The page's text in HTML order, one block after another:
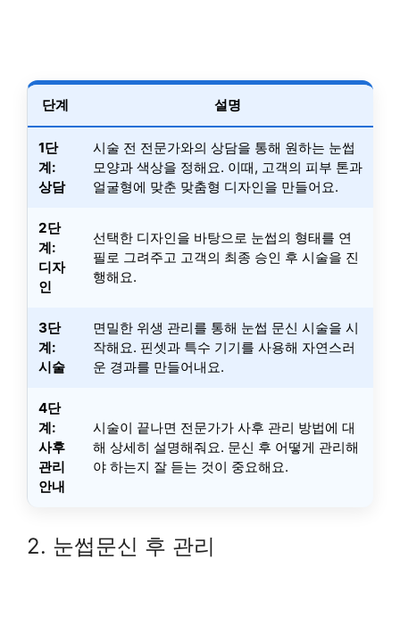
단계 설명
1단
계:
상담
시술 전 전문가와의 상담을 통해 원하는 눈썹
모양과 색상을 정해요. 이때, 고객의 피부 톤과
얼굴형에 맞춘 맞춤형 디자인을 만들어요.
2단
계:
디자
인
선택한 디자인을 바탕으로 눈썹의 형태를 연
필로 그려주고 고객의 최종 승인 후 시술을 진
행해요.
3단
계:
시술
면밀한 위생 관리를 통해 눈썹 문신 시술을 시
작해요. 핀셋과 특수 기기를 사용해 자연스러
운 경과를 만들어내요.
4단
계:
사후
관리
안내
시술이 끝나면 전문가가 사후 관리 방법에 대
해 상세히 설명해줘요. 문신 후 어떻게 관리해
야 하는지 잘 듣는 것이 중요해요.
2. 눈썹문신 후 관리